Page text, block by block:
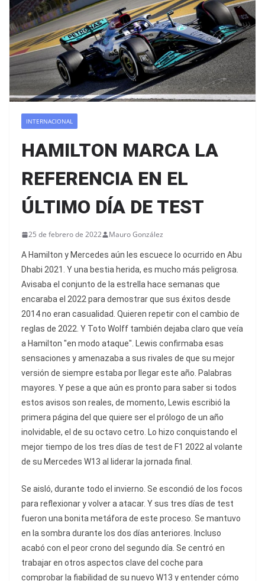
INTERNACIONAL
HAMILTON MARCA LA
REFERENCIA EN EL
ÚLTIMO DÍA DE TEST
25 de febrero de 2022 Mauro González
A Hamilton y Mercedes aún les escuece lo ocurrido en Abu
Dhabi 2021. Y una bestia herida, es mucho más peligrosa.
Avisaba el conjunto de la estrella hace semanas que
encaraba el 2022 para demostrar que sus éxitos desde
2014 no eran casualidad. Quieren repetir con el cambio de
reglas de 2022. Y Toto Wolff también dejaba claro que veía
a Hamilton "en modo ataque". Lewis confirmaba esas
sensaciones y amenazaba a sus rivales de que su mejor
versión de siempre estaba por llegar este año. Palabras
mayores. Y pese a que aún es pronto para saber si todos
estos avisos son reales, de momento, Lewis escribió la
primera página del que quiere ser el prólogo de un año
inolvidable, el de su octavo cetro. Lo hizo conquistando el
mejor tiempo de los tres días de test de F1 2022 al volante
de su Mercedes W13 al liderar la jornada final.
Se aisló, durante todo el invierno. Se escondió de los focos
para reflexionar y volver a atacar. Y sus tres días de test
fueron una bonita metáfora de este proceso. Se mantuvo
en la sombra durante los dos días anteriores. Incluso
acabó con el peor crono del segundo día. Se centró en
trabajar en otros aspectos clave del coche para
comprobar la fiabilidad de su nuevo W13 y entender cómo